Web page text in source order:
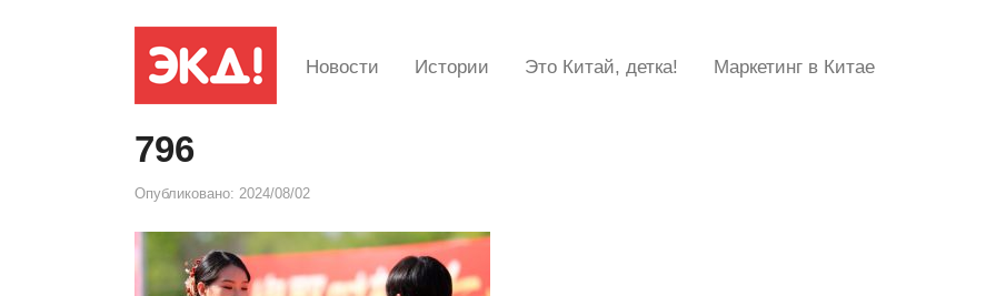
Новости Истории Это Китай, детка! Маркетинг в Китае
796
Опубликовано: 2024/08/02